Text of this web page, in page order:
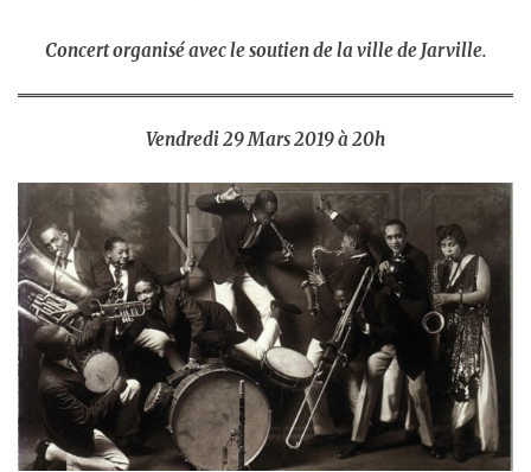
Concert organisé avec le soutien de la ville de Jarville.
Vendredi 29 Mars 2019 à 20h